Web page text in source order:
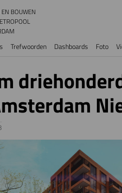
BOUWEN
Trefwoorden Dashboards Foto